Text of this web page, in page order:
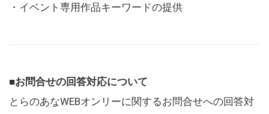
・イベント専用作品キーワードの提供
■お問合せの回答対応について
とらのあなWEBオンリーに関するお問合せへの回答対